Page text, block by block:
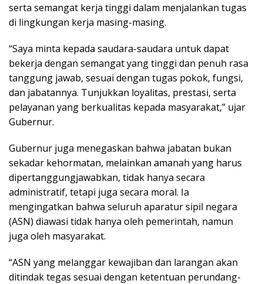
serta semangat kerja tinggi dalam menjalankan tugas
di lingkungan kerja masing-masing.
“Saya minta kepada saudara-saudara untuk dapat
bekerja dengan semangat yang tinggi dan penuh rasa
tanggung jawab, sesuai dengan tugas pokok, fungsi,
dan jabatannya. Tunjukkan loyalitas, prestasi, serta
pelayanan yang berkualitas kepada masyarakat,” ujar
Gubernur.
Gubernur juga menegaskan bahwa jabatan bukan
sekadar kehormatan, melainkan amanah yang harus
dipertanggungjawabkan, tidak hanya secara
administratif, tetapi juga secara moral. Ia
mengingatkan bahwa seluruh aparatur sipil negara
(ASN) diawasi tidak hanya oleh pemerintah, namun
juga oleh masyarakat.
“ASN yang melanggar kewajiban dan larangan akan
ditindak tegas sesuai dengan ketentuan perundang-